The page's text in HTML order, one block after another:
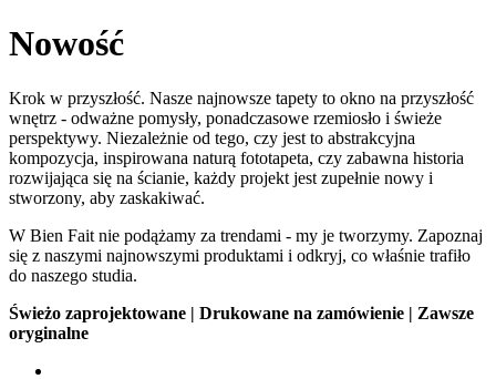
Nowość
Krok w przyszłość. Nasze najnowsze tapety to okno na przyszłość
wnętrz - odważne pomysły, ponadczasowe rzemiosło i świeże
perspektywy. Niezależnie od tego, czy jest to abstrakcyjna
kompozycja, inspirowana naturą fototapeta, czy zabawna historia
rozwijająca się na ścianie, każdy projekt jest zupełnie nowy i
stworzony, aby zaskakiwać.
W Bien Fait nie podążamy za trendami - my je tworzymy. Zapoznaj
się z naszymi najnowszymi produktami i odkryj, co właśnie trafiło
do naszego studia.
Świeżo zaprojektowane | Drukowane na zamówienie | Zawsze
oryginalne